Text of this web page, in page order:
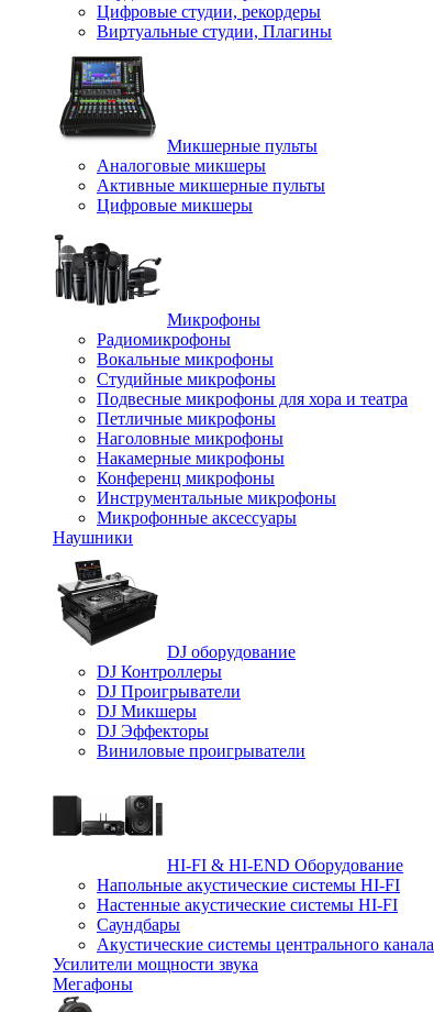
Цифровые студии, рекордеры
Виртуальные студии, Плагины
Микшерные пульты
Аналоговые микшеры
Активные микшерные пульты
Цифровые микшеры
Микрофоны
Радиомикрофоны
Вокальные микрофоны
Студийные микрофоны
Подвесные микрофоны для хора и театра
Петличные микрофоны
Наголовные микрофоны
Накамерные микрофоны
Конференц микрофоны
Инструментальные микрофоны
Микрофонные аксессуары
Наушники
DJ оборудование
DJ Контроллеры
DJ Проигрыватели
DJ Микшеры
DJ Эффекторы
Виниловые проигрыватели
HI-FI & HI-END Оборудование
Напольные акустические системы HI-FI
Настенные акустические системы HI-FI
Саундбары
Акустические системы центрального канала
Усилители мощности звука
Мегафоны